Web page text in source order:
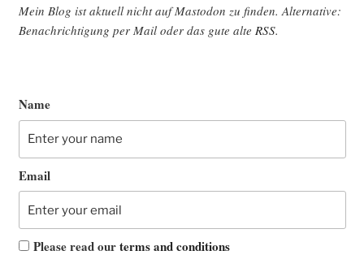
Mein Blog ist aktu­ell nicht auf Mast­o­don zu fin­den. Alter­na­ti­ve:
Benach­rich­ti­gung per Mail oder das gute alte RSS.
Name
Email
Please read ourterms and conditions